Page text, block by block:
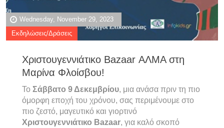
Wednesday, November 29, 2023
Εκδηλώσεις/Δράσεις
Χριστουγεννιάτικο Bazaar ΑΛΜΑ στη
Μαρίνα Φλοίσβου!
Το Σάββατο 9 Δεκεμβρίου, μια ανάσα πριν τη πιο
όμορφη εποχή του χρόνου, σας περιμένουμε στο
πιο ζεστό, μαγευτικό και γιορτινό
Χριστουγεννιάτικο Bazaar, για καλό σκοπό